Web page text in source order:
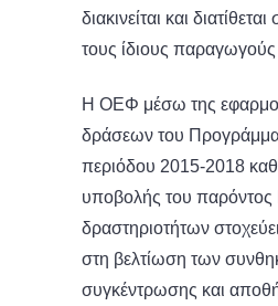
διακινείται και
τους ίδιους
Η ΟΕΦ μέσω της
δράσεων του
περιόδου 2015-2018
υποβολής του
δραστηριοτήτων
στη βελτίωση των
συγκέντρωσης και